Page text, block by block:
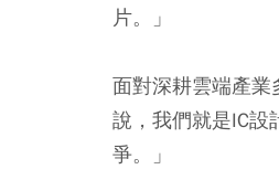
片。」
面對深耕雲端產業
說，我們就是IC設
爭。」